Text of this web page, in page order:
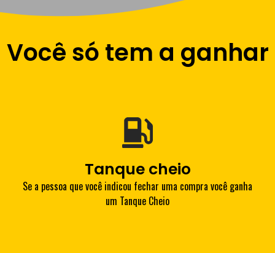
Você só tem a ganhar
Tanque cheio
Se a pessoa que você indicou fechar uma compra você ganha
um Tanque Cheio